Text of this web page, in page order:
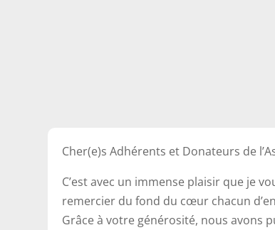
Cher(e)s Adhérents et Donateurs de
C’est avec un immense plaisir que je
remercier du fond du cœur chacun
Grâce à votre générosité, nous avons